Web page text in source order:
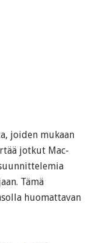
joiden mukaan
jotkut Mac-
Tämä
huomattavan